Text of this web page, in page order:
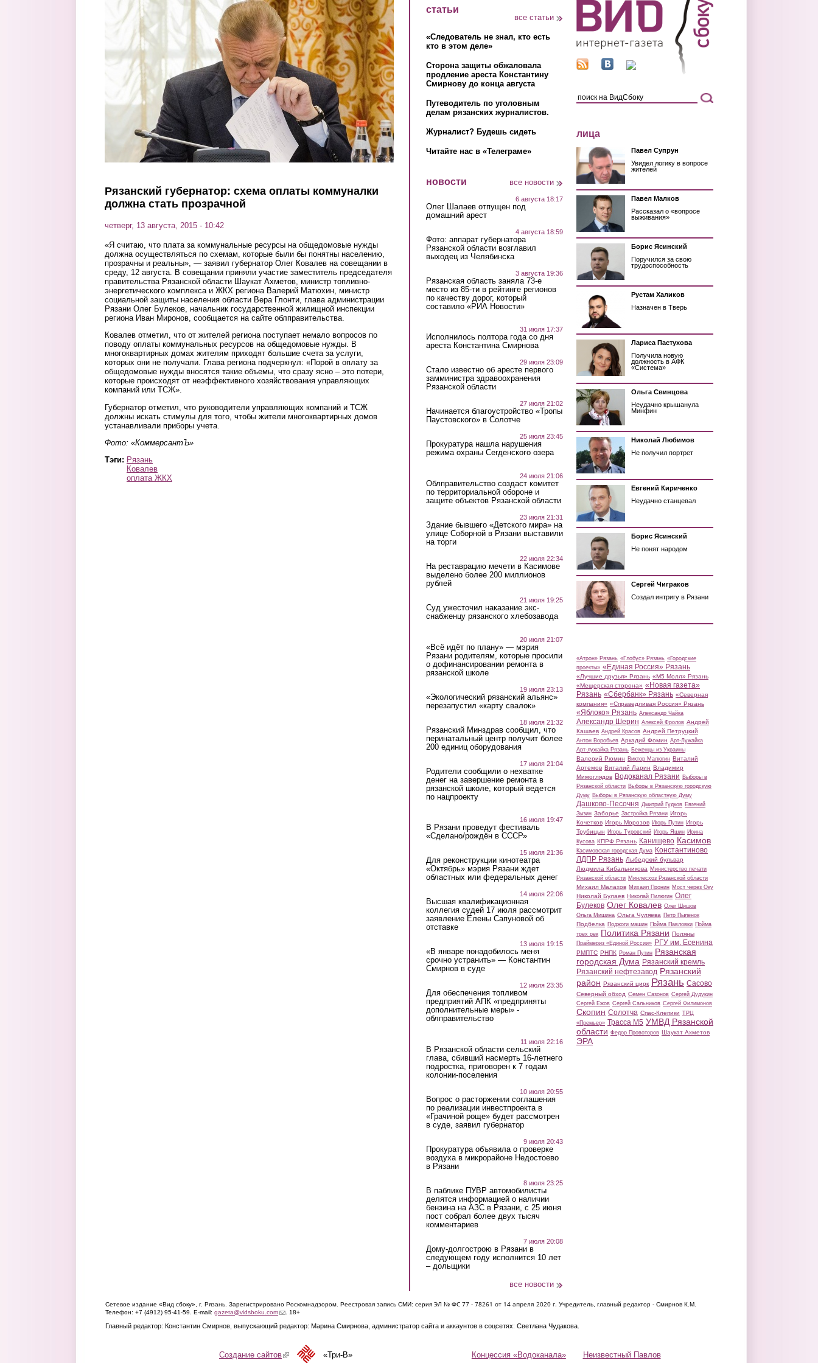
Перейти к основному содержанию
Рязанский губернатор: схема оплаты коммуналки
должна стать прозрачной
четверг, 13 августа, 2015 - 10:42
«Я считаю, что плата за коммунальные ресурсы на общедомовые нужды
должна осуществляться по схемам, которые были бы понятны населению,
прозрачны и реальны», — заявил губернатор Олег Ковалев на совещании в
среду, 12 августа. В совещании приняли участие заместитель председателя
правительства Рязанской области Шаукат Ахметов, министр топливно-
энергетического комплекса и ЖКХ региона Валерий Матюхин, министр
социальной защиты населения области Вера Глонти, глава администрации
Рязани Олег Булеков, начальник государственной жилищной инспекции
региона Иван Миронов, сообщается на сайте облправительства.
Ковалев отметил, что от жителей региона поступает немало вопросов по
поводу оплаты коммунальных ресурсов на общедомовые нужды. В
многоквартирных домах жителям приходят большие счета за услуги,
которых они не получали. Глава региона подчеркнул: «Порой в оплату за
общедомовые нужды вносятся такие объемы, что сразу ясно – это потери,
которые происходят от неэффективного хозяйствования управляющих
компаний или ТСЖ».
Губернатор отметил, что руководители управляющих компаний и ТСЖ
должны искать стимулы для того, чтобы жители многоквартирных домов
устанавливали приборы учета.
Фото: «КоммерсантЪ»
Тэги: Рязань
Ковалев
оплата ЖКХ
статьи
все статьи
«Следователь не знал, кто есть
кто в этом деле»
Сторона защиты обжаловала
продление ареста Константину
Смирнову до конца августа
Путеводитель по уголовным
делам рязанских журналистов.
Журналист? Будешь сидеть
Читайте нас в «Телеграме»
новости все новости
6 августа 18:17
Олег Шалаев отпущен под
домашний арест
4 августа 18:59
Фото: аппарат губернатора
Рязанской области возглавил
выходец из Челябинска
3 августа 19:36
Рязанская область заняла 73-е
место из 85-ти в рейтинге регионов
по качеству дорог, который
составило «РИА Новости»
31 июля 17:37
Исполнилось полтора года со дня
ареста Константина Смирнова
29 июля 23:09
Стало известно об аресте первого
замминистра здравоохранения
Рязанской области
27 июля 21:02
Начинается благоустройство «Тропы
Паустовского» в Солотче
25 июля 23:45
Прокуратура нашла нарушения
режима охраны Сегденского озера
24 июля 21:06
Облправительство создаст комитет
по территориальной обороне и
защите объектов Рязанской области
23 июля 21:31
Здание бывшего «Детского мира» на
улице Соборной в Рязани выставили
на торги
22 июля 22:34
На реставрацию мечети в Касимове
выделено более 200 миллионов
рублей
21 июля 19:25
Суд ужесточил наказание экс-
снабженцу рязанского хлебозавода
20 июля 21:07
«Всё идёт по плану» — мэрия
Рязани родителям, которые просили
о дофинансировании ремонта в
рязанской школе
19 июля 23:13
«Экологический рязанский альянс»
перезапустил «карту свалок»
18 июля 21:32
Рязанский Минздрав сообщил, что
перинатальный центр получит более
200 единиц оборудования
17 июля 21:04
Родители сообщили о нехватке
денег на завершение ремонта в
рязанской школе, который ведется
по нацпроекту
16 июля 19:47
В Рязани проведут фестиваль
«Сделано/рождён в СССР»
15 июля 21:36
Для реконструкции кинотеатра
«Октябрь» мэрия Рязани ждет
областных или федеральных денег
14 июля 22:06
Высшая квалификационная
коллегия судей 17 июля рассмотрит
заявление Елены Сапуновой об
отставке
13 июля 19:15
«В январе понадобилось меня
срочно устранить» — Константин
Смирнов в суде
12 июля 23:35
Для обеспечения топливом
предприятий АПК «предприняты
дополнительные меры» -
облправительство
11 июля 22:16
В Рязанской области сельский
глава, сбивший насмерть 16-летнего
подростка, приговорен к 7 годам
колонии-поселения
10 июля 20:55
Вопрос о расторжении соглашения
по реализации инвестпроекта в
«Грачиной роще» будет рассмотрен
в суде, заявил губернатор
9 июля 20:43
Прокуратура объявила о проверке
воздуха в микрорайоне Недостоево
в Рязани
8 июля 23:25
В паблике ПУВР автомобилисты
делятся информацией о наличии
бензина на АЗС в Рязани, с 25 июня
пост собрал более двух тысяч
комментариев
7 июля 20:08
Дому-долгострою в Рязани в
следующем году исполнится 10 лет
– дольщики
все новости
лица
Павел Супрун
Увидел логику в вопросе
жителей
Павел Малков
Рассказал о «вопросе
выживания»
Борис Ясинский
Поручился за свою
трудоспособность
Рустам Халиков
Назначен в Тверь
Лариса Пастухова
Получила новую
должность в АФК
«Система»
Ольга Свинцова
Неудачно крышанула
Минфин
Николай Любимов
Не получил портрет
Евгений Кириченко
Неудачно станцевал
Борис Ясинский
Не понят народом
Сергей Чиграков
Создал интригу в Рязани
«Атрон» Рязань «Глобус» Рязань «Городские
проекты» «Единая Россия» Рязань
«Лучшие друзья» Рязань «М5 Молл» Рязань
«Мещерская сторона» «Новая газета»
Рязань «Сбербанк» Рязань «Северная
компания» «Справедливая Россия» Рязань
«Яблоко» Рязань Александр Чайка
Александр Шерин Алексей Фролов Андрей
Кашаев Андрей Красов Андрей Петруцкий
Антон Воробьев Аркадий Фомин Арт-Лужайка
Арт-лужайка Рязань Беженцы из Украины
Валерий Рюмин Виктор Малюгин Виталий
Артемов Виталий Ларин Владимир
Мимоглядов Водоканал Рязани Выборы в
Рязанской области Выборы в Рязанскую городскую
Думу Выборы в Рязанскую областную Думу
Дашково-Песочня Дмитрий Гудков Евгений
Зызин Заборье Застройка Рязани Игорь
Кочетков Игорь Морозов Игорь Путин Игорь
Трубицын Игорь Туровский Игорь Яшин Ирина
Кусова КПРФ Рязань Канищево Касимов
Касимовская городская Дума Константиново
ЛДПР Рязань Лыбедский бульвар
Людмила Кибальникова Министерство печати
Рязанской области Минлесхоз Рязанской области
Михаил Малахов Михаил Пронин Мост через Оку
Николай Булаев Николай Пилюгин Олег
Булеков Олег Ковалев Олег Шишов
Ольга Мишина Ольга Чуляева Петр Пыленок
Подбелка Поджоги машин Пойма Павловки Пойма
трех рек Политика Рязани Поляны
Праймериз «Единой России» РГУ им. Есенина
РМПТС РНПК Роман Путин Рязанская
городская Дума Рязанский кремль
Рязанский нефтезавод Рязанский
район Рязанский цирк Рязань Сасово
Северный обход Семен Сазонов Сергей Дудукин
Сергей Ежов Сергей Сальников Сергей Филимонов
Скопин Солотча Спас-Клепики ТРЦ
«Премьер» Трасса М5 УМВД Рязанской
области Федор Провоторов Шаукат Ахметов
ЭРА
Сетевое издание «Вид сбоку», г. Рязань. Зарегистрировано Роскомнадзором. Реестровая запись СМИ: серия ЭЛ № ФС 77 - 78261 от 14 апреля 2020 г. Учредитель, главный редактор - Смирнов К.М.
Телефон: +7 (4912) 95-41-59. E-mail: gazeta@vidsboku.com(link sends e-mail)
. 18+
Главный редактор: Константин Смирнов, выпускающий редактор: Марина Смирнова, администратор сайта и аккаунтов в соцсетях: Светлана Чудакова.
Концессия «Водоканала» Неизвестный Павлов
Создание сайтов(link is external)«Три-В»